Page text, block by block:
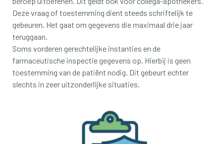
Deze vraag of toestemming dient steeds schriftelijk te
gebeuren. Het gaat om gegevens die maximaal drie jaar
teruggaan.
Soms vorderen gerechtelijke instanties en de
farmaceutische inspectie gegevens op. Hierbij is geen
toestemming van de patiënt nodig. Dit gebeurt echter
slechts in zeer uitzonderlijke situaties.